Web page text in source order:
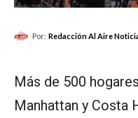
Por: Redacción Al Aire
Más de 500
Manhattan y Costa